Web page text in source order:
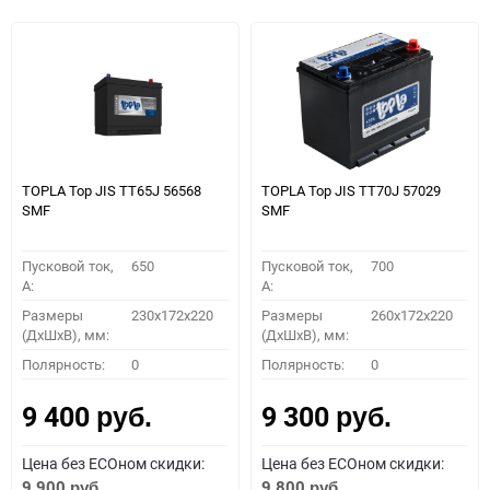
TOPLA Top JIS TT65J 56568
SMF
Пусковой ток,
A:
650
Размеры
(ДхШхВ), мм:
230x172x220
Полярность: 0
9 400 руб.
Цена без ECOном скидки:
руб.
TOPLA Top JIS TT70J 57029
SMF
Пусковой ток,
A:
700
Размеры
(ДхШхВ), мм:
260x172x220
Полярность: 0
9 300 руб.
Цена без ECOном скидки:
руб.